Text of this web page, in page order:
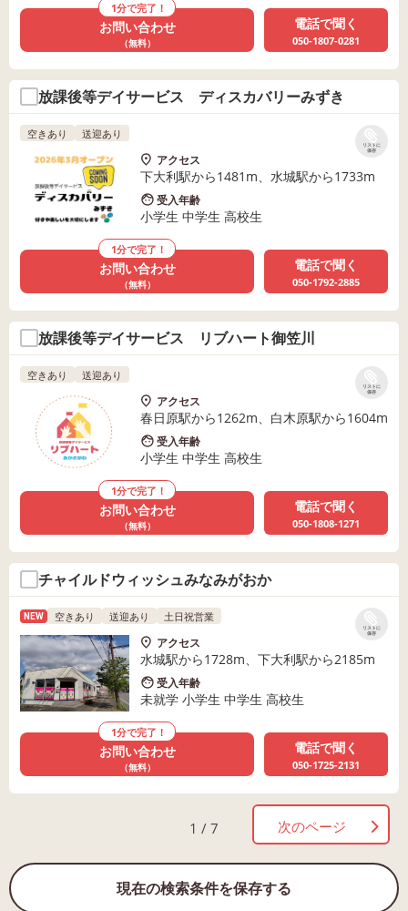
1分で完了！
お問い合わせ
（無料）
電話で聞く
050-1807-0281
放課後等デイサービス ディスカバリーみずき
リストに
保存
空きあり 送迎あり
アクセス
下大利駅から1481m、水城駅から1733m
受入年齢
小学生 中学生 高校生
1分で完了！
お問い合わせ
（無料）
電話で聞く
050-1792-2885
放課後等デイサービス リブハート御笠川
リストに
保存
空きあり 送迎あり
アクセス
春日原駅から1262m、白木原駅から1604m
受入年齢
小学生 中学生 高校生
1分で完了！
お問い合わせ
（無料）
電話で聞く
050-1808-1271
チャイルドウィッシュみなみがおか
リストに
保存
NEW 空きあり 送迎あり 土日祝営業
アクセス
水城駅から1728m、下大利駅から2185m
受入年齢
未就学 小学生 中学生 高校生
1分で完了！
お問い合わせ
（無料）
電話で聞く
050-1725-2131
1 / 7 次のページ
現在の検索条件を保存する